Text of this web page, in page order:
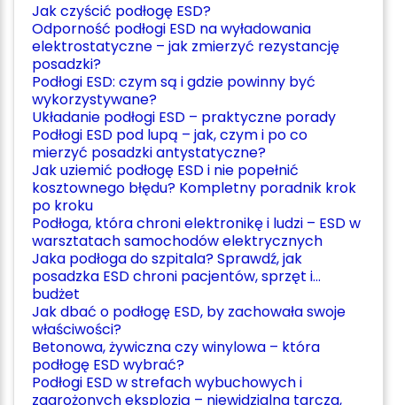
Jak czyścić podłogę ESD?
Odporność podłogi ESD na wyładowania
elektrostatyczne – jak zmierzyć rezystancję
posadzki?
Podłogi ESD: czym są i gdzie powinny być
wykorzystywane?
Układanie podłogi ESD – praktyczne porady
Podłogi ESD pod lupą – jak, czym i po co
mierzyć posadzki antystatyczne?
Jak uziemić podłogę ESD i nie popełnić
kosztownego błędu? Kompletny poradnik krok
po kroku
Podłoga, która chroni elektronikę i ludzi – ESD w
warsztatach samochodów elektrycznych
Jaka podłoga do szpitala? Sprawdź, jak
posadzka ESD chroni pacjentów, sprzęt i…
budżet
Jak dbać o podłogę ESD, by zachowała swoje
właściwości?
Betonowa, żywiczna czy winylowa – która
podłogę ESD wybrać?
Podłogi ESD w strefach wybuchowych i
zagrożonych eksplozją – niewidzialna tarcza,